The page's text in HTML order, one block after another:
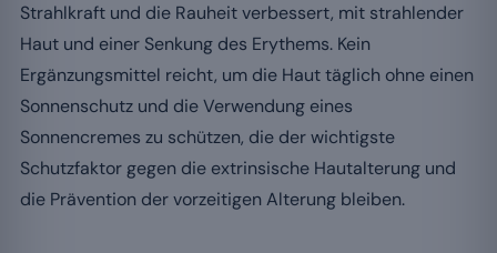
Strahlkraft und die Rauheit verbessert, mit strahlender
Haut und einer Senkung des Erythems. Kein
Ergänzungsmittel reicht, um die Haut täglich ohne einen
Sonnenschutz und die Verwendung eines
Sonnencremes zu schützen, die der wichtigste
Schutzfaktor gegen die extrinsische Hautalterung und
die Prävention der vorzeitigen Alterung bleiben.